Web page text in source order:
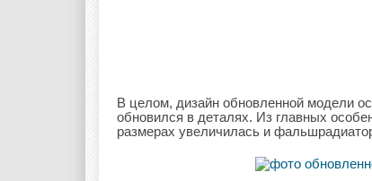
В целом, дизайн обновленной модели
обновился в деталях. Из главных
размерах увеличилась и